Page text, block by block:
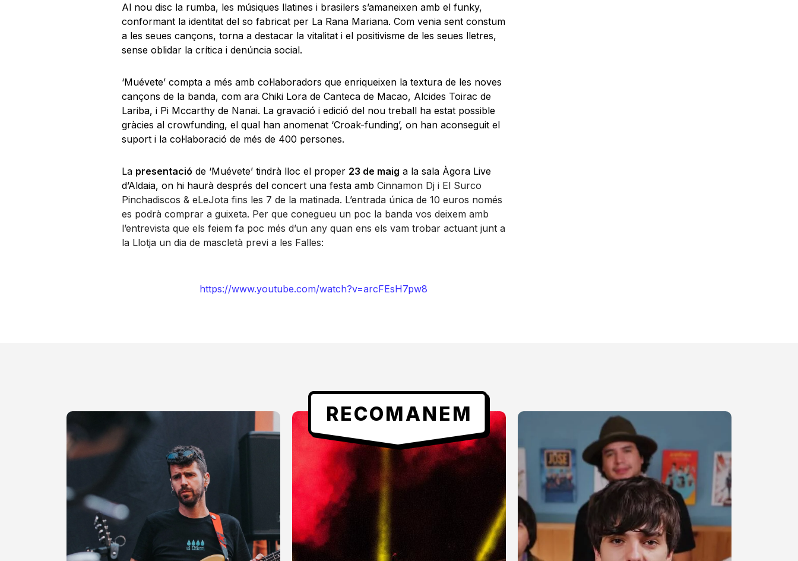
Al nou disc la rumba, les músiques llatines i brasilers s’amaneixen amb el funky,
conformant la identitat del so fabricat per La Rana Mariana. Com venia sent constum
a les seues cançons, torna a destacar la vitalitat i el positivisme de les seues lletres,
sense oblidar la crítica i denúncia social.
‘Muévete’ compta a més amb col·laboradors que enriqueixen la textura de les noves
cançons de la banda, com ara Chiki Lora de Canteca de Macao, Alcides Toirac de
Lariba, i Pi Mccarthy de Nanai. La gravació i edició del nou treball ha estat possible
gràcies al crowfunding, el qual han anomenat ‘Croak-funding’, on han aconseguit el
suport i la col·laboració de més de 400 persones.
La presentació de ‘Muévete’ tindrà lloc el proper 23 de maig a la sala Àgora Live
d’Aldaia, on hi haurà després del concert una festa amb Cinnamon Dj i El Surco
Pinchadiscos & eLeJota fins les 7 de la matinada. L’entrada única de 10 euros només
es podrà comprar a guixeta. Per que conegueu un poc la banda vos deixem amb
l’entrevista que els feiem fa poc més d’un any quan ens els vam trobar actuant junt a
la Llotja un dia de mascletà previ a les Falles:
https://www.youtube.com/watch?v=arcFEsH7pw8
RECOMANEM